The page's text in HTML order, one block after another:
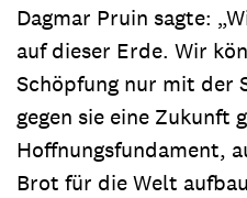
Dagmar Pruin sagte:
auf dieser Erde. Wir
Schöpfung nur mit der
gegen sie eine Zukunft
Hoffnungsfundament,
Brot für die Welt